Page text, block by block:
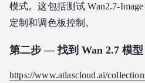
模式。这包括测试 Wan2.7-
定制和调色板控制。
第二步 — 找到 Wan 2.7 模型
https://www.atlascloud.ai/